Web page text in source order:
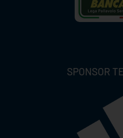
SPONSOR